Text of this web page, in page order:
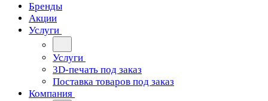
Бренды
Акции
Услуги
Услуги
3D-печать под заказ
Поставка товаров под заказ
Компания